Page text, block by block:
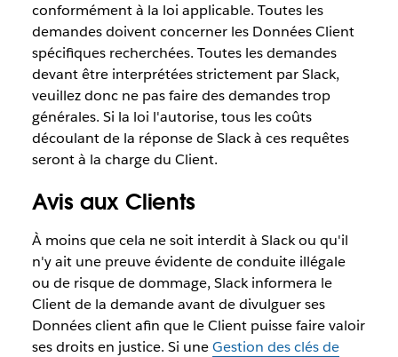
conformément à la loi applicable. Toutes les
demandes doivent concerner les Données Client
spécifiques recherchées. Toutes les demandes
devant être interprétées strictement par Slack,
veuillez donc ne pas faire des demandes trop
générales. Si la loi l'autorise, tous les coûts
découlant de la réponse de Slack à ces requêtes
seront à la charge du Client.
Avis aux Clients
À moins que cela ne soit interdit à Slack ou qu'il
n'y ait une preuve évidente de conduite illégale
ou de risque de dommage, Slack informera le
Client de la demande avant de divulguer ses
Données client afin que le Client puisse faire valoir
ses droits en justice. Si uneGestion des clés de